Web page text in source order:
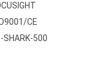
CE
SHARK-500